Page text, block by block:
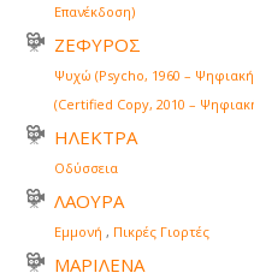
Επανέκδοση)
ΖΕΦΥΡΟΣ
Ψυχώ (Psycho, 1960 –
(Certified Copy, 2010 –
ΗΛΕΚΤΡΑ
Οδύσσεια
ΛΑΟΥΡΑ
Εμμονή , Πικρές Γιορτές
ΜΑΡΙΛΕΝΑ